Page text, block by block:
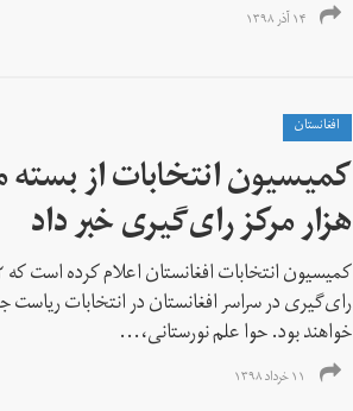
۱۴ آذر ۱۳۹۸
افغانستان
کمیسیون انتخابات از بسته
هزار مرکز رای‌‌گیری خبر داد
رای‌گیری در سراسر افغانستان در انتخابات
خواهند بود. حوا علم نورستانی،...
۱۱ خرداد ۱۳۹۸